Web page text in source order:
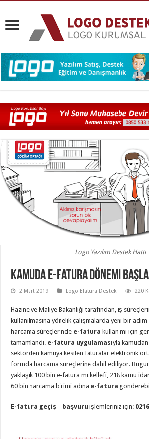
Logo Yazılım Destek Hattı
Kamuda E-fatura Dönemi
2 Mart 2019 Logo Efatura Destek 220
Hazine ve Maliye Bakanlığı tarafından, iş
kullanılmasına yönelik çalışmalarda yeni bir adım
harcama süreçlerinde e-fatura kullanımı için
tamamlandı. e-fatura uygulamasıyla kamudan
sektörden kamuya kesilen faturalar elektronik
formda harcama süreçlerine dahil ediliyor.
yaklaşık 100 bin e-fatura mükellefi, 218 kamu
60 bin harcama birimi adına e-fatura
E-fatura geçiş – başvuru işlemleriniz için: